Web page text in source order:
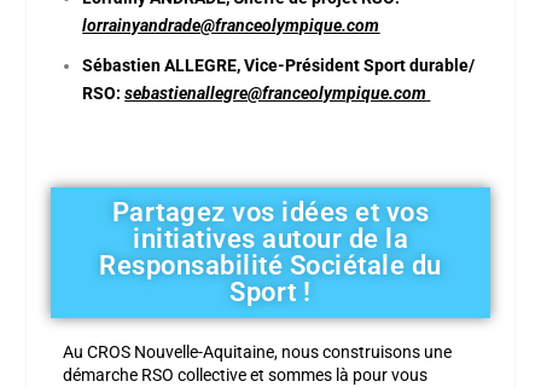
lorrainyandrade@franceolympique.com
Sébastien ALLEGRE, Vice-Président Sport durable/
RSO:sebastienallegre@franceolympique.com
Partagez vos idées et vos
initiatives autour de la
Responsabilité Sociétale du
Sport !
Au CROS Nouvelle-Aquitaine, nous construisons une
démarche RSO collective et sommes là pour vous